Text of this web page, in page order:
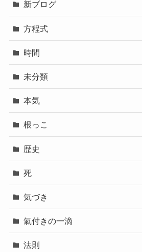
新ブログ
方程式
時間
未分類
本気
根っこ
歴史
死
気づき
氣付きの一滴
法則